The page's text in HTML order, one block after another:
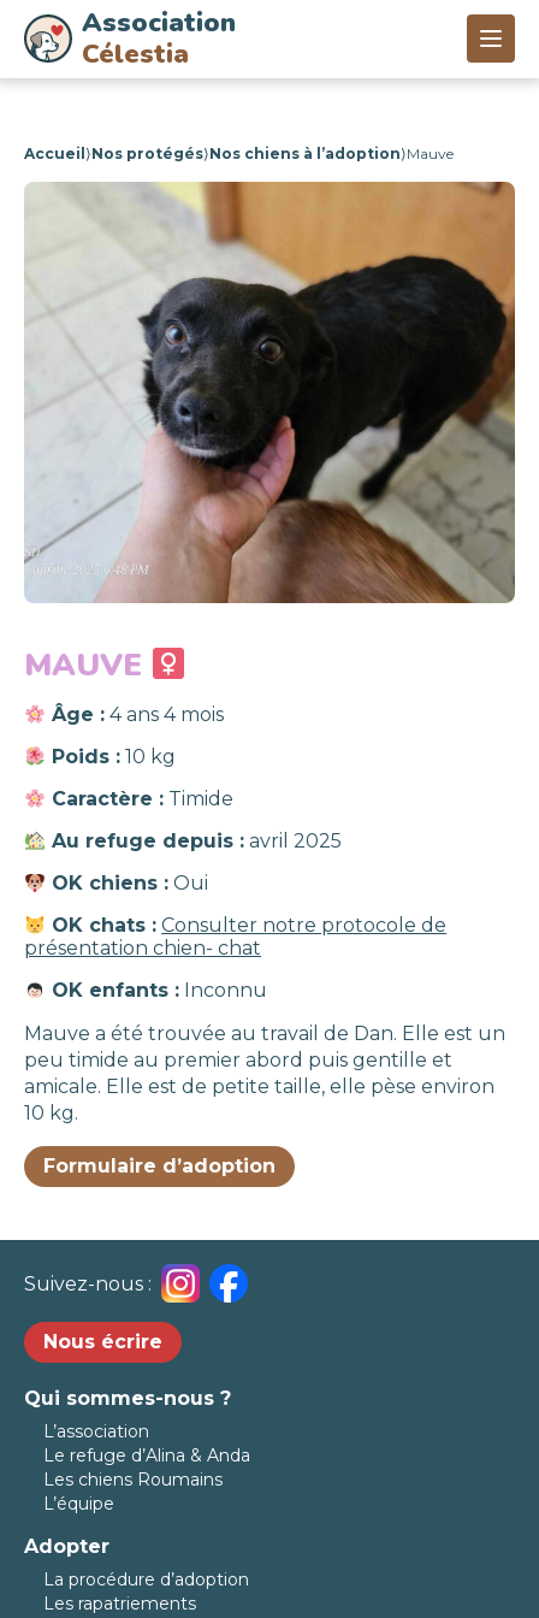
Association
Célestia
Accueil ⟩Nos protégés⟩Nos chiens à l’adoption⟩Mauve
MAUVE
Âge : 4 ans 4 mois
Poids : 10 kg
Caractère : Timide
Au refuge depuis : avril 2025
OK chiens : Oui
OK chats : Consulter notre protocole de
présentation chien- chat
OK enfants : Inconnu
Mauve a été trouvée au travail de Dan. Elle est un
peu timide au premier abord puis gentille et
amicale. Elle est de petite taille, elle pèse environ
10 kg.
Formulaire d’adoption
Suivez-nous :
Nous écrire
Qui sommes-nous ?
L’association
Le refuge d’Alina & Anda
Les chiens Roumains
L’équipe
Adopter
La procédure d’adoption
Les rapatriements